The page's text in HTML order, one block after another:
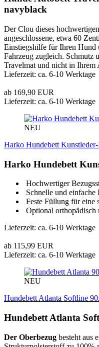
navyblack
Der Clou dieses
angeschlossene, etwa 60
Einstiegshilfe für Ihren Hund
Fahrzeug zugleich. Schmutz
Travelmat und nicht in Ihrem
Lieferzeit: ca. 6-10 Werktage
ab 169,90 EUR
Lieferzeit: ca. 6-10 Werktage
NEU
Harko Hundebett
Harko Hundebett
Hochwertiger
Schnelle und einfache
Feste Füllung für eine
Optional orthopädisch
Lieferzeit: ca. 6-10 Werktage
ab 115,99 EUR
Lieferzeit: ca. 6-10 Werktage
NEU
Hundebett Atlanta Softline
Hundebett Atlanta
Der Oberbezug besteht aus